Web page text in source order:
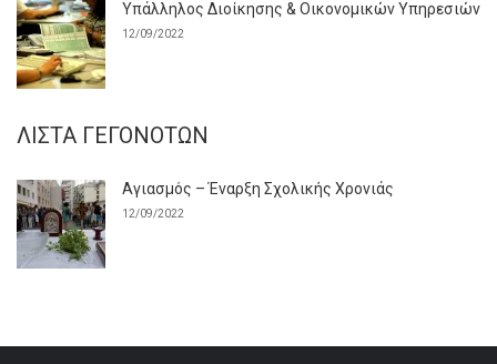
Υπάλληλος Διοίκησης & Οικονομικών Υπηρεσιών
12/09/2022
ΛΊΣΤΑ ΓΕΓΟΝΌΤΩΝ
Αγιασμός – Έναρξη Σχολικής Χρονιάς
12/09/2022